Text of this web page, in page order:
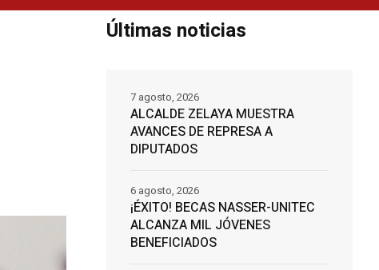
Últimas noticias
ALCALDE ZELAYA MUESTRA
AVANCES DE REPRESA A
DIPUTADOS
7 agosto, 2026
¡ÉXITO! BECAS NASSER-UNITEC
ALCANZA MIL JÓVENES
BENEFICIADOS
6 agosto, 2026